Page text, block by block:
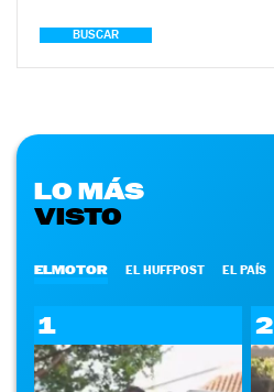
BUSCAR
LO MÁS
VISTO
ELMOTOR EL HUFFPOST EL PAÍS
1 2